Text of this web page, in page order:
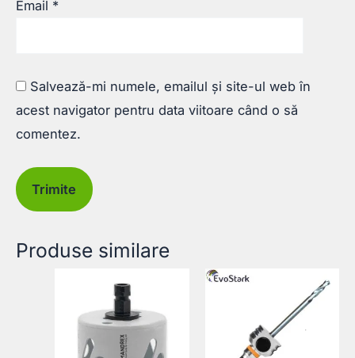
Email *
Salvează-mi numele, emailul și site-ul web în
acest navigator pentru data viitoare când o să
comentez.
Produse similare